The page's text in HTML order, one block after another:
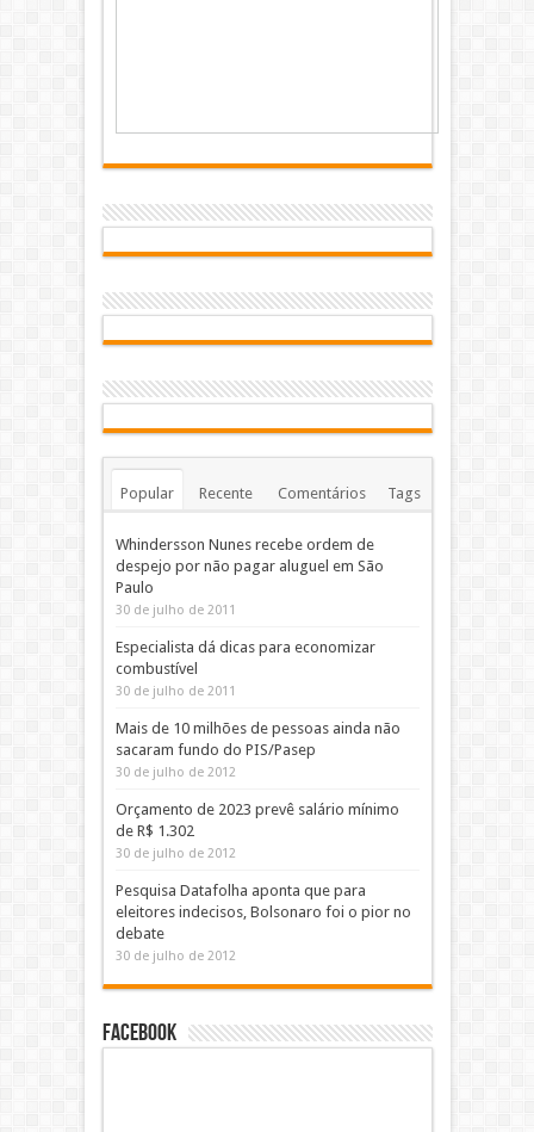
Popular Recente Comentários Tags
Whindersson Nunes recebe ordem de
despejo por não pagar aluguel em São
Paulo
30 de julho de 2011
Especialista dá dicas para economizar
combustível
30 de julho de 2011
Mais de 10 milhões de pessoas ainda não
sacaram fundo do PIS/Pasep
30 de julho de 2012
Orçamento de 2023 prevê salário mínimo
de R$ 1.302
30 de julho de 2012
Pesquisa Datafolha aponta que para
eleitores indecisos, Bolsonaro foi o pior no
debate
30 de julho de 2012
Facebook